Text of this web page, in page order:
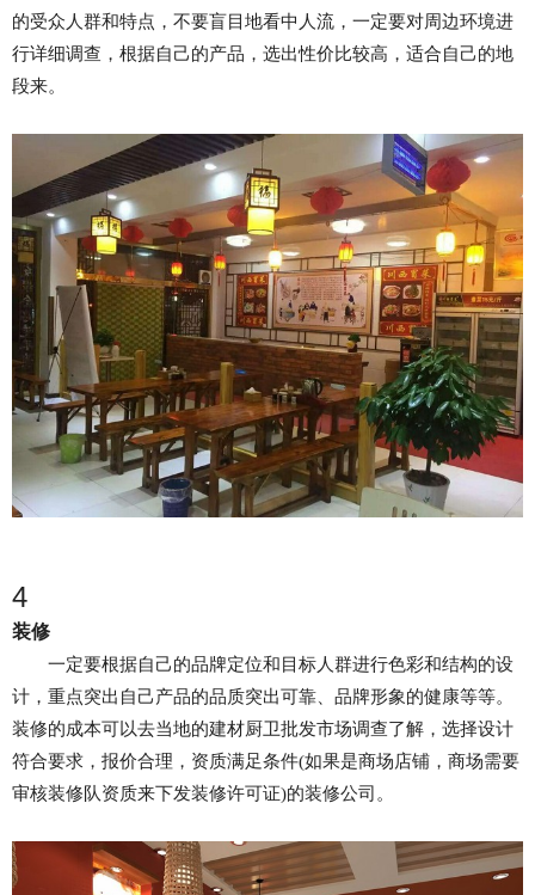
的受众人群和特点，不要盲目地看中人流，一定要对周边环境进
行详细调查，根据自己的产品，选出性价比较高，适合自己的地
段来。
4
装修
一定要根据自己的品牌定位和目标人群进行色彩和结构的设
计，重点突出自己产品的品质突出可靠、品牌形象的健康等等。
装修的成本可以去当地的建材厨卫批发市场调查了解，选择设计
符合要求，报价合理，资质满足条件(如果是商场店铺，商场需要
审核装修队资质来下发装修许可证)的装修公司。